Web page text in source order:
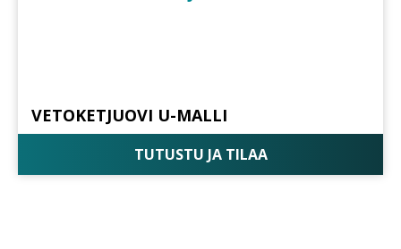
VETOKETJUOVI U-MALLI
TUTUSTU JA TILAA